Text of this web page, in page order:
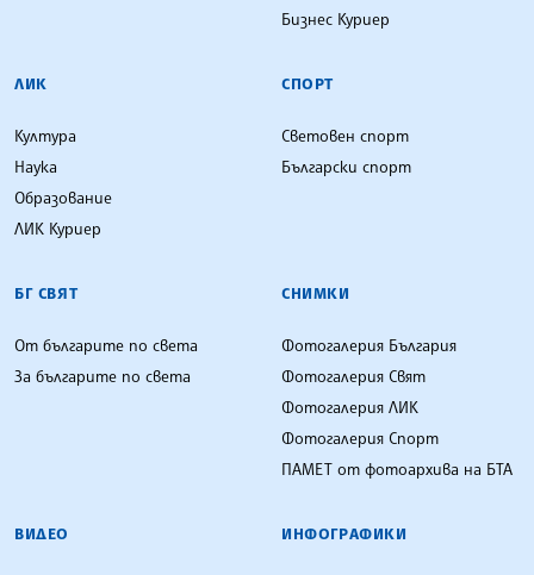
Бизнес Куриер
ЛИК
Култура
Наука
Образование
ЛИК Куриер
СПОРТ
Световен спорт
Български спорт
БГ СВЯТ
От българите по света
За българите по света
СНИМКИ
Фотогалерия България
Фотогалерия Свят
Фотогалерия ЛИК
Фотогалерия Спорт
ПАМЕТ от фотоархива на БТА
ВИДЕО ИНФОГРАФИКИ